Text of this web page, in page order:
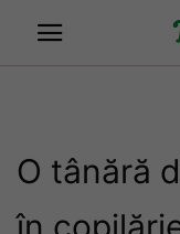
O tânără